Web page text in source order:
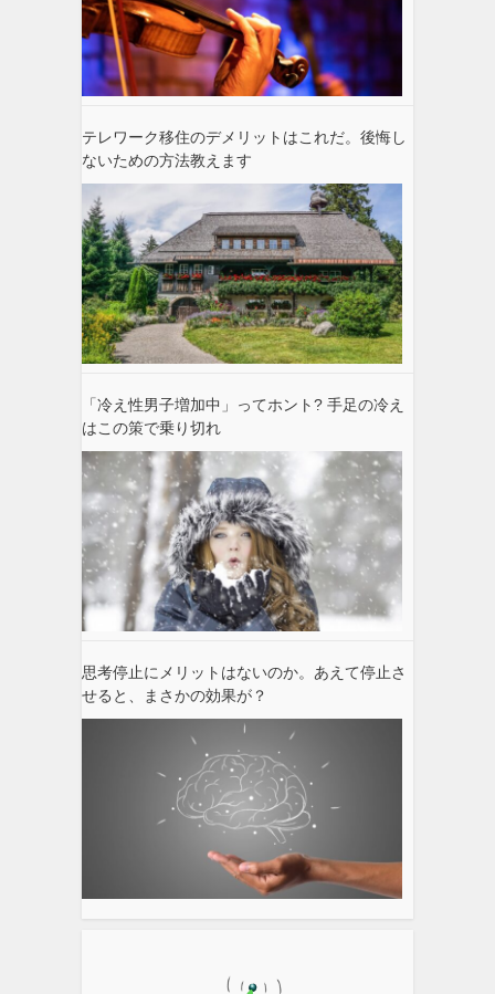
テレワーク移住のデメリットはこれだ。後悔し
ないための方法教えます
「冷え性男子増加中」ってホント? 手足の冷え
はこの策で乗り切れ
思考停止にメリットはないのか。あえて停止さ
せると、まさかの効果が？